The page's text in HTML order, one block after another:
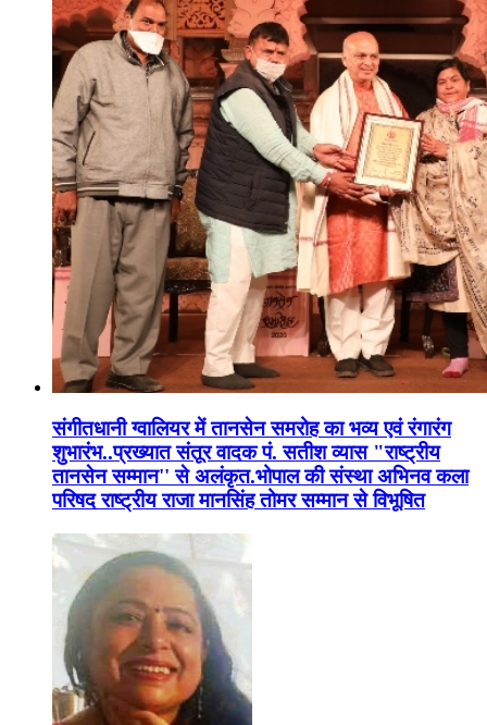
संगीतधानी ग्वालियर में तानसेन समरोह का भव्य एवं रंगारंग
शुभारंभ..प्रख्यात संतूर वादक पं. सतीश व्यास "राष्ट्रीय
तानसेन सम्मान'' से अलंकृत.भोपाल की संस्था अभिनव कला
परिषद राष्ट्रीय राजा मानसिंह तोमर सम्मान से विभूषित